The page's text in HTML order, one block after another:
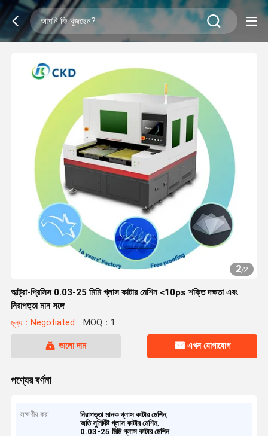
2/2
আল্ট্রা-প্রিসিস 0.03-25 মিমি গ্লাস কাটার মেশিন <10ps শক্তি দক্ষতা এবং
নিরাপত্তা মান সঙ্গে
মূল্য：Negotiated MOQ：1
ভালো দাম এখন যোগাযোগ
পণ্যের বর্ণনা
লক্ষণীয় করা নিরাপত্তা মানক গ্লাস কাটার মেশিন,
অতি সুনির্দিষ্ট গ্লাস কাটার মেশিন,
0.03-25 মিমি গ্লাস কাটার মেশিন